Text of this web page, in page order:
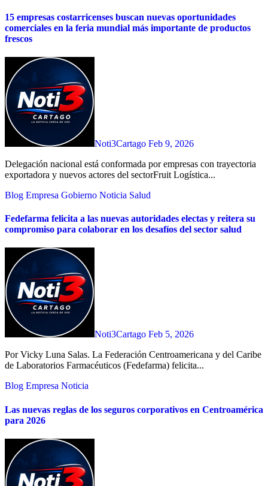
15 empresas costarricenses buscan nuevas oportunidades
comerciales en la feria mundial más importante de productos
frescos
Noti3Cartago Feb 9, 2026
Delegación nacional está conformada por empresas con trayectoria
exportadora y nuevos actores del sectorFruit Logística...
Blog Empresa Gobierno Noticia Salud
Fedefarma felicita a las nuevas autoridades electas y reitera su
compromiso para colaborar en los desafíos del sector salud
Noti3Cartago Feb 5, 2026
Por Vicky Luna Salas. La Federación Centroamericana y del Caribe
de Laboratorios Farmacéuticos (Fedefarma) felicita...
Blog Empresa Noticia
Las nuevas reglas de los seguros corporativos en Centroamérica
para 2026